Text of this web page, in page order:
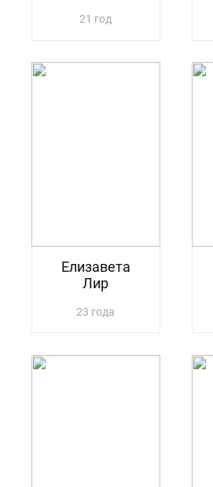
21 год
Елизавета
Лир
23 года